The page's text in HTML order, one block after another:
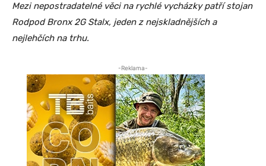
Mezi nepostradatelné věci na rychlé vycházky patří stojan
Rodpod Bronx 2G Stalx, jeden z nejskladnějších a
nejlehčích na trhu.
-Reklama-